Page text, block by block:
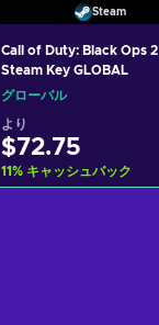
Steam
Call of Duty: Black Ops 2
Steam Key GLOBAL
グローバル
より
$72.75
11% キャッシュバック